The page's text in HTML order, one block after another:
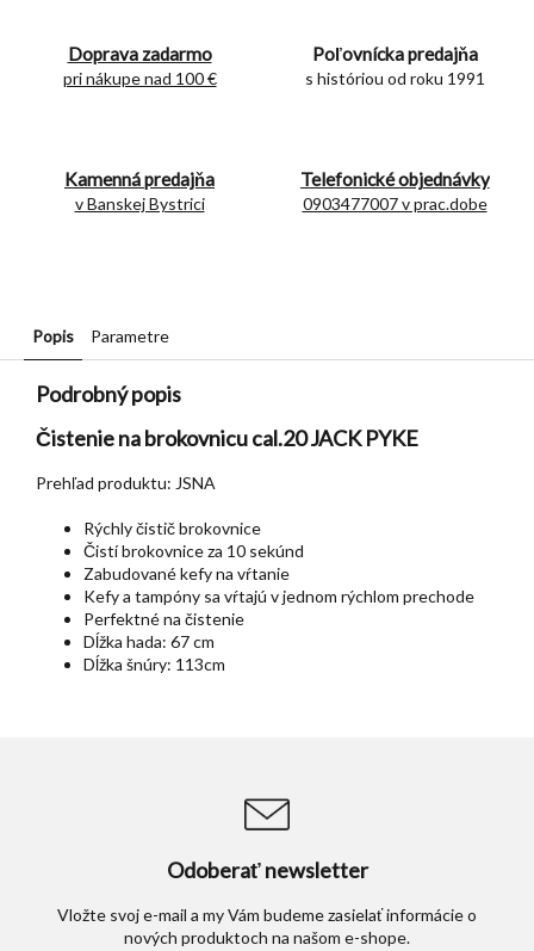
Doprava zadarmo
pri nákupe nad 100 €
Poľovnícka predajňa
s históriou od roku 1991
Kamenná predajňa
v Banskej Bystrici
Telefonické objednávky
0903477007 v prac.dobe
Popis Parametre
Podrobný popis
Čistenie na brokovnicu cal.20 JACK PYKE
Prehľad produktu: JSNA
Rýchly čistič brokovnice
Čistí brokovnice za 10 sekúnd
Zabudované kefy na vŕtanie
Kefy a tampóny sa vŕtajú v jednom rýchlom prechode
Perfektné na čistenie
Dĺžka hada: 67 cm
Dĺžka šnúry: 113cm
Odoberať newsletter
Vložte svoj e-mail a my Vám budeme zasielať informácie o
nových produktoch na našom e-shope.